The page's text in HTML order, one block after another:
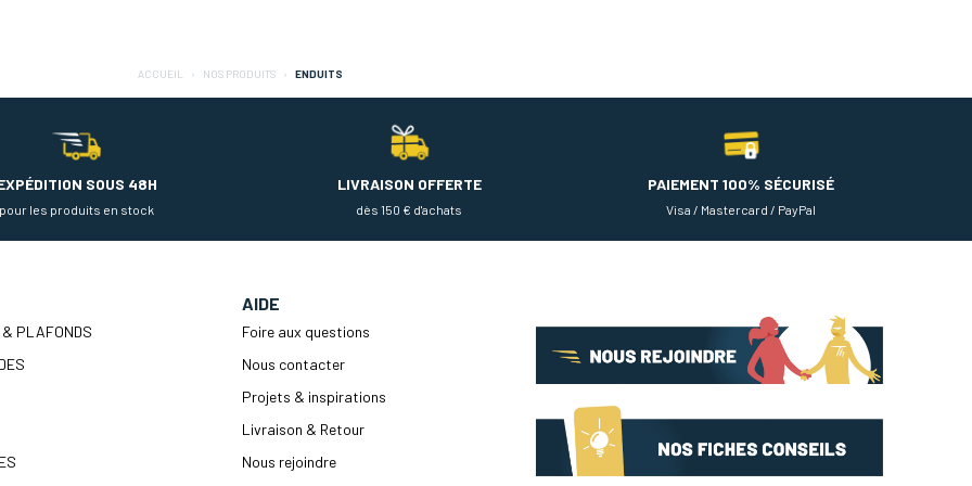
ACCUEIL NOS PRODUITS ENDUITS
SOUS 48H
pour les produits en stock
LIVRAISON OFFERTE
dès 150 € d'achats
PAIEMENT 100% SÉCURISÉ
Visa / Mastercard / PayPal
& PLAFONDS
AIDE
Foire aux questions
Nous contacter
Projets & inspirations
Livraison & Retour
Nous rejoindre